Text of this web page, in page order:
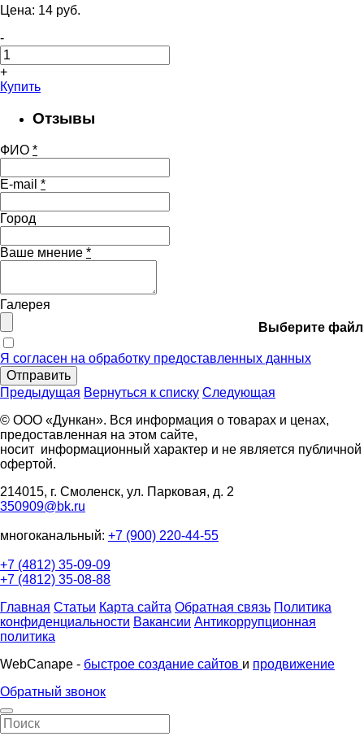
Цена: 14 pуб.
-
+
Купить
Отзывы
ФИО *
E-mail *
Город
Ваше мнение *
Галерея
Выберите файл
Я согласен на обработку предоставленных данных
Отправить
Предыдущая Вернуться к списку Следующая
© ООО «Дункан». Вся информация о товарах и ценах,
предоставленная на этом сайте,
носит информационный характер и не является публичной
офертой.
214015, г. Смоленск, ул. Парковая, д. 2
350909@bk.ru
многоканальный: +7 (900) 220-44-55
+7 (4812) 35-09-09
+7 (4812) 35-08-88
Главная Статьи Карта сайта Обратная связь Политика
конфиденциальности Вакансии Антикоррупционная
политика
WebCanape - быстрое создание сайтов и продвижение
Обратный звонок